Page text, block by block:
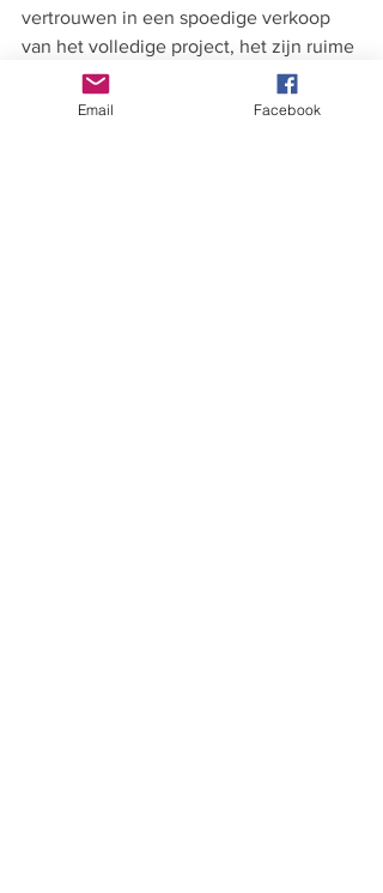
vertrouwen in een spoedige verkoop
van het volledige project, het zijn ruime
woningen, rond de 186 m2
woonoppervlak in de basis, de locatie is
Email Facebook